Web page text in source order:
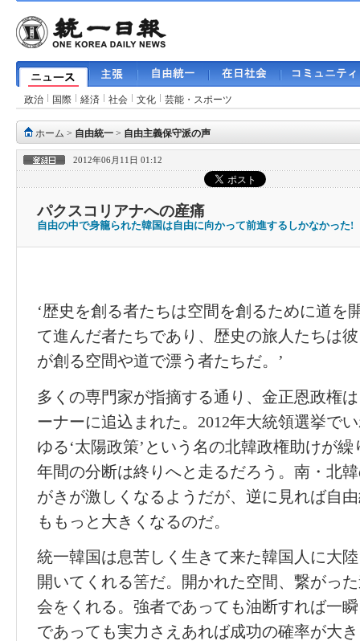
政治 国際 経済 社会 文化 芸能・スポーツ
ホーム > 自由統一 > 自由主義保守派の声
2012年06月11日 01:12
パクスコリアナへの産痛
自由の中で身籠られた韓国は自由に向かって前進するしかなかった!
‘歴史を創る者たちは空間を創るために道を
て進んだ者たちであり、歴史の旅人たちは
が創る空間や道で漂う者たちだ。’
多くの専門家が指摘する通り、金正恩政権
ーナーに追込まれた。2012年大統領選挙で
ゆる‘太陽政策’という名の北韓政権助けが
年間の分断は終りへと走るだろう。南・北
がきが激しくなるようだが、逆に見れば自
ももっと大きくなるのだ。
統一韓国は息苦しく生きて来た韓国人に大
開いてくれる筈だ。開かれた空間、繋がっ
会をくれる。強者であっても油断すれば一
であっても実力さえあれば成功の確率が大